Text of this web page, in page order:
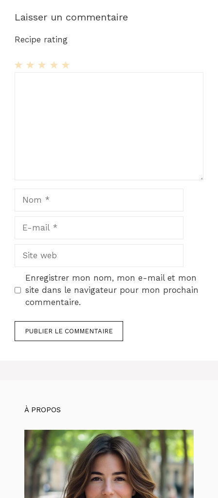
Laisser un commentaire
Recipe rating
Site
Enregistrer mon nom, mon e-mail et mon
site dans le navigateur pour mon prochain
commentaire.
À PROPOS